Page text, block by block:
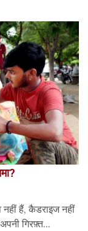
हैं, कैडराइज नहीं
गिरफ़्त...